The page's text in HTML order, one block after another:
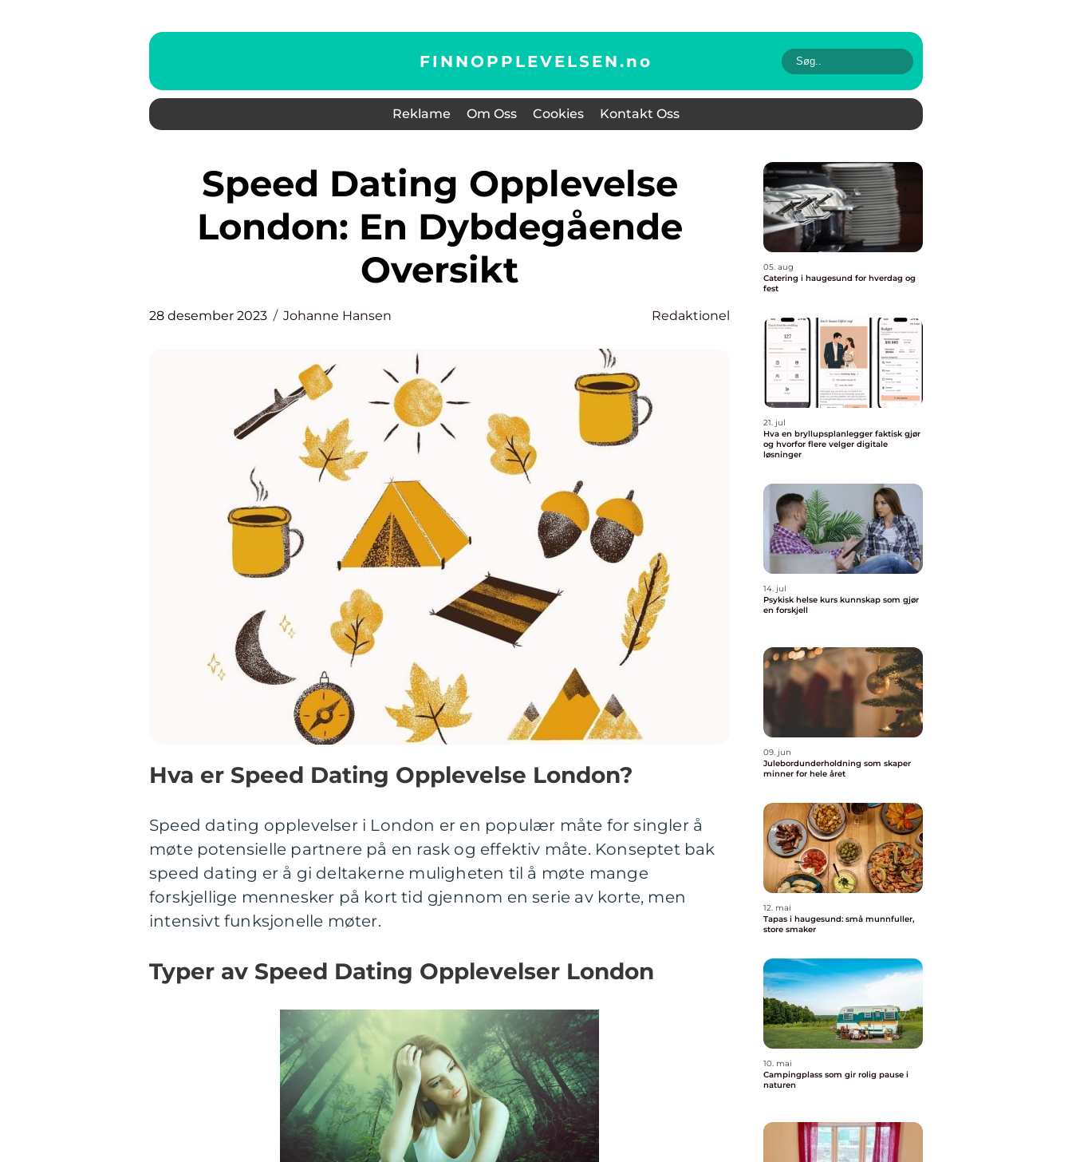
FINNOPPLEVELSEN.no
Reklame Om Oss Cookies Kontakt Oss
Speed Dating Opplevelse
London: En Dybdegående
Oversikt
28 desember 2023 Johanne Hansen Redaktionel
Hva er Speed Dating Opplevelse London?
Speed dating opplevelser i London er en populær måte for singler å
møte potensielle partnere på en rask og effektiv måte. Konseptet bak
speed dating er å gi deltakerne muligheten til å møte mange
forskjellige mennesker på kort tid gjennom en serie av korte, men
intensivt funksjonelle møter.
Typer av Speed Dating Opplevelser London
05. aug
Catering i haugesund for hverdag og
fest
21. jul
Hva en bryllupsplanlegger faktisk gjør
og hvorfor flere velger digitale
løsninger
14. jul
Psykisk helse kurs kunnskap som gjør
en forskjell
09. jun
Julebordunderholdning som skaper
minner for hele året
12. mai
Tapas i haugesund: små munnfuller,
store smaker
10. mai
Campingplass som gir rolig pause i
naturen